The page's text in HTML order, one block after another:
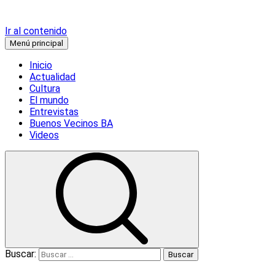
Ir al contenido
Menú principal
Inicio
Actualidad
Cultura
El mundo
Entrevistas
Buenos Vecinos BA
Videos
Buscar: